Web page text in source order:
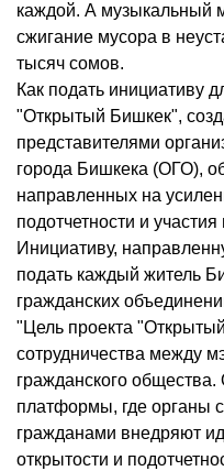
каждой. А музыкальный
сжигание мусора в
тысяч сомов.
Как подать инициативу
"Открытый Бишкек",
представителями
города Бишкека (ОГО),
направленных на
подотчетности и
Инициативу,
подать каждый житель
гражданских
"Цель проекта
сотрудничества между
гражданского
платформы, где органы
гражданами внедряют
открытости и